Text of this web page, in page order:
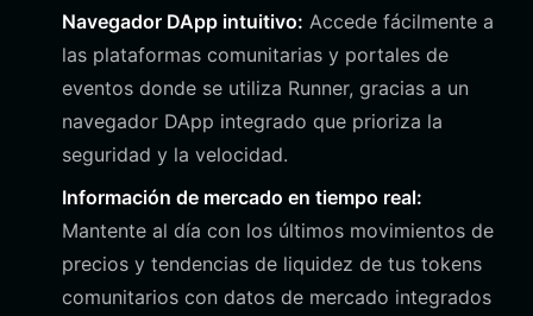
Navegador DApp intuitivo: Accede fácilmente a
las plataformas comunitarias y portales de
eventos donde se utiliza Runner, gracias a un
navegador DApp integrado que prioriza la
seguridad y la velocidad.
Información de mercado en tiempo real:
Mantente al día con los últimos movimientos de
precios y tendencias de liquidez de tus tokens
comunitarios con datos de mercado integrados